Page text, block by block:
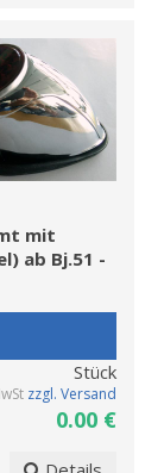
mit
ab Bj.51 -
Stück
zzgl. Versand
0.00 €